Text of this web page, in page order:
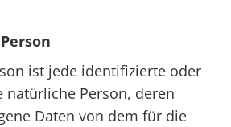
ist jede identifizierte oder
natürliche Person, deren
Daten von dem für die